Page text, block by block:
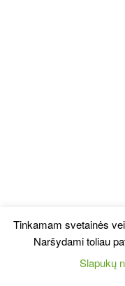
Tinkamam svetainės
Naršydami toliau
Slapukų